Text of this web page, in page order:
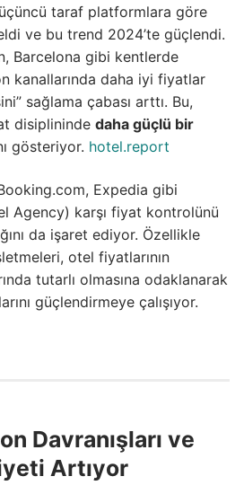
taraf platformlara göre
ve bu trend 2024’te güçlendi.
Barcelona gibi kentlerde
kanallarında daha iyi fiyatlar
sağlama çabası arttı. Bu,
disiplininde daha güçlü bir
gösteriyor. hotel.report
Expedia gibi
Agency) karşı fiyat kontrolünü
da işaret ediyor. Özellikle
otel fiyatlarının
tutarlı olmasına odaklanarak
güçlendirmeye çalışıyor.
Davranışları ve
Artıyor